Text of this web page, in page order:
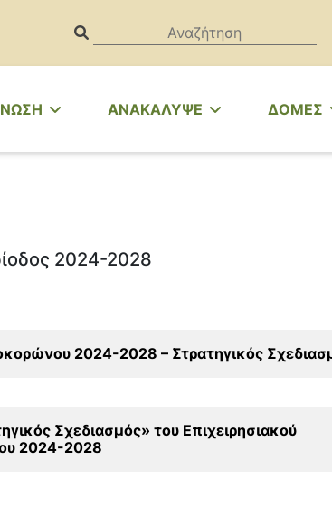
ΑΝΑΚΑΛΥΨΕ ΔΟΜΕΣ
2024-2028
2024-2028 – Στρατηγικός
Σχεδιασμός» του Επιχειρησιακού
2024-2028